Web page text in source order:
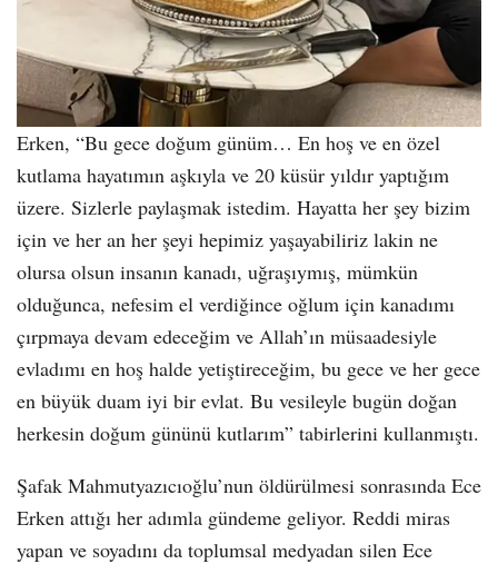
Erken, “Bu gece doğum günüm… En hoş ve en özel
kutlama hayatımın aşkıyla ve 20 küsür yıldır yaptığım
üzere. Sizlerle paylaşmak istedim. Hayatta her şey bizim
için ve her an her şeyi hepimiz yaşayabiliriz lakin ne
olursa olsun insanın kanadı, uğraşıymış, mümkün
olduğunca, nefesim el verdiğince oğlum için kanadımı
çırpmaya devam edeceğim ve Allah’ın müsaadesiyle
evladımı en hoş halde yetiştireceğim, bu gece ve her gece
en büyük duam iyi bir evlat. Bu vesileyle bugün doğan
herkesin doğum gününü kutlarım” tabirlerini kullanmıştı.
Şafak Mahmutyazıcıoğlu’nun öldürülmesi sonrasında Ece
Erken attığı her adımla gündeme geliyor. Reddi miras
yapan ve soyadını da toplumsal medyadan silen Ece